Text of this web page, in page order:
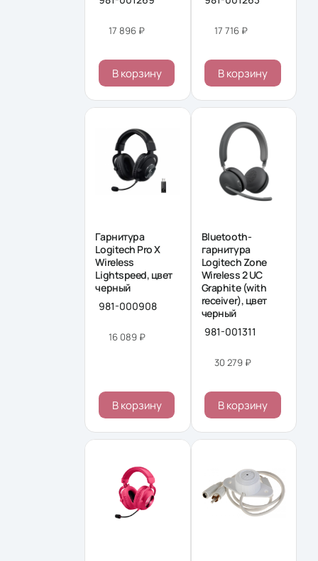
17 896 ₽
В корзину
17 716 ₽
В корзину
Гарнитура
Logitech Pro X
Wireless
Lightspeed, цвет
черный
981-000908
16 089 ₽
В корзину
Bluetooth-
гарнитура
Logitech Zone
Wireless 2 UC
Graphite (with
receiver), цвет
черный
981-001311
30 279 ₽
В корзину